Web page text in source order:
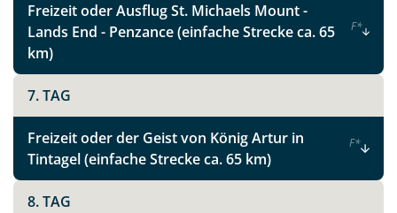
Freizeit oder Ausflug St. Michaels Mount -
Lands End - Penzance (einfache Strecke ca. 65
km)
F*
7. TAG
Freizeit oder der Geist von König Artur in
Tintagel (einfache Strecke ca. 65 km)
F*
8. TAG